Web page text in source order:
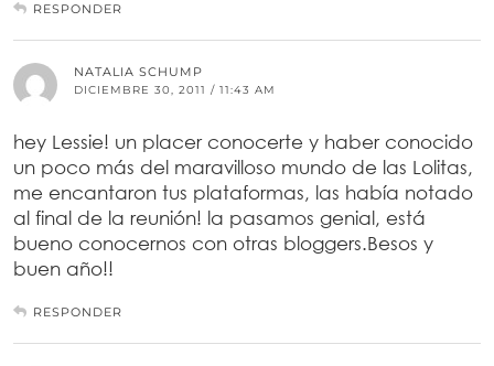
RESPONDER
NATALIA SCHUMP
DICIEMBRE 30, 2011 / 11:43 AM
hey Lessie! un placer conocerte y haber conocido
un poco más del maravilloso mundo de las Lolitas,
me encantaron tus plataformas, las había notado
al final de la reunión! la pasamos genial, está
bueno conocernos con otras bloggers.Besos y
buen año!!
RESPONDER